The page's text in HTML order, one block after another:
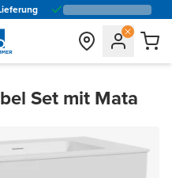
Set mit Mata